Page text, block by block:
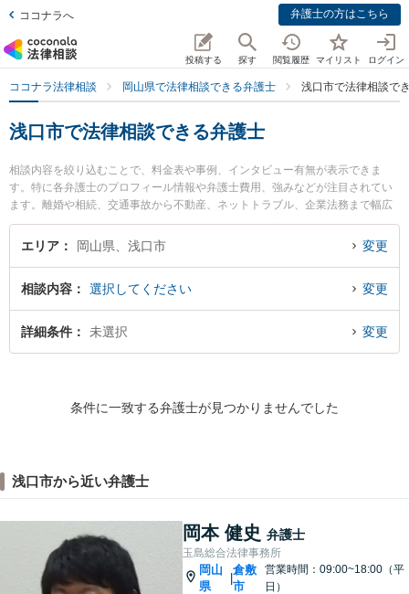
ココナラへ 弁護士の方はこちら
投稿する 探す 閲覧履歴 マイリスト ログイン
ココナラ法律相談 岡山県で法律相談できる弁護士 浅口市で法律相談で
浅口市で法律相談できる弁護士
相談内容を絞り込むことで、料金表や事例、インタビュー有無が表示できま
す。特に各弁護士のプロフィール情報や弁護士費用、強みなどが注目されてい
ます。離婚や相続、交通事故から不動産、ネットトラブル、企業法務まで幅広
く取り扱う弁護士が多数。こんな法律相談をお持ちの方は是非ご利用くださ
い。浅口市で土日や夜間に発生した不倫慰謝料トラブルを今すぐに弁護士に相
る浅口市内の弁護士に相談予約したい』などでお困りの相談者さんにおすすめ
です。
エリア 岡山県、浅口市 変更
相談内容 選択してください 変更
詳細条件 未選択 変更
条件に一致する弁護士が見つかりませんでした
浅口市から近い弁護士
岡本 健史 弁護士
玉島総合法律事務所
岡山
県
|
倉敷
市
営業時間：09:00~18:00（平
日）